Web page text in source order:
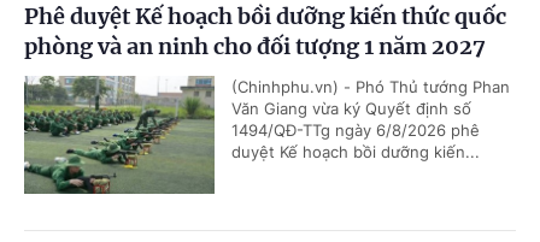
Phê duyệt Kế hoạch bồi dưỡng kiến thức quốc
phòng và an ninh cho đối tượng 1 năm 2027
(Chinhphu.vn) - Phó Thủ tướng Phan
Văn Giang vừa ký Quyết định số
1494/QĐ-TTg ngày 6/8/2026 phê
duyệt Kế hoạch bồi dưỡng kiến...